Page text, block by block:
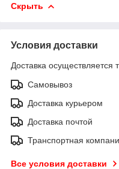
Скрыть
Условия доставки
Доставка осуществляется
Самовывоз
Доставка курьером
Доставка почтой
Транспортная
Все условия доставки